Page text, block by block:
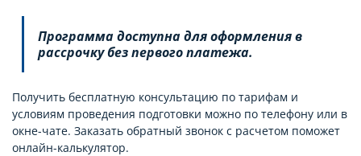
Программа доступна для оформления в
рассрочку без первого платежа.
Получить бесплатную консультацию по тарифам и
условиям проведения подготовки можно по телефону или в
окне-чате. Заказать обратный звонок с расчетом поможет
онлайн-калькулятор.